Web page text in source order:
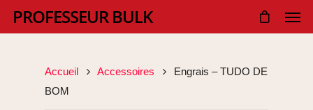
PROFESSEUR BULK
Accueil Accessoires
Engrais – TUDO DE
BOM